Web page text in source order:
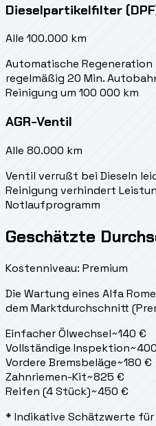
Dieselpartikelfilter
Alle 100.000 km
Automatische Regeneration
regelmäßig 20 Min.
Reinigung um 100 000 km
AGR-Ventil
Alle 80.000 km
Ventil verrußt bei Dieseln
Reinigung verhindert
Notlaufprogramm
Geschätzte
Kostenniveau: Premium
Die Wartung eines Alfa
dem Marktdurchschnitt
Einfacher Ölwechsel~140 €
Vollständige Inspektion~400
Vordere Bremsbeläge~180 €
Zahnriemen-Kit~825 €
Reifen (4 Stück)~450 €
* Indikative Schätzwerte